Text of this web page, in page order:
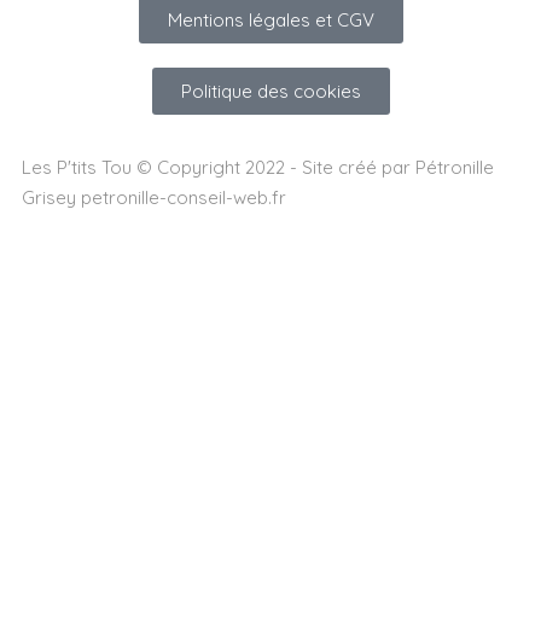
Mentions légales et CGV
Politique des cookies
Les P'tits Tou © Copyright 2022 - Site créé par Pétronille
Grisey petronille-conseil-web.fr